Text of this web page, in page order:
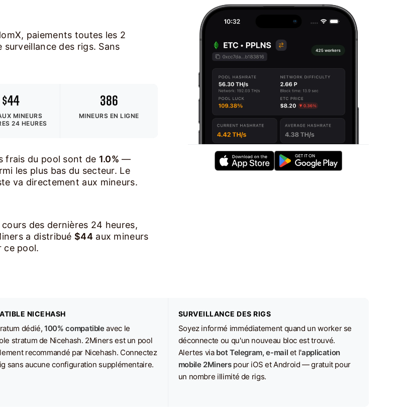
paiements toutes les 2
surveillance des rigs. Sans
$44
MINEURS
24 HEURES
386
MINEURS EN LIGNE
frais du pool sont de 1.0% —
les plus bas du secteur. Le
va directement aux mineurs.
cours des dernières 24 heures,
a distribué $44aux mineurs
ce pool.
NICEHASH
dédié,100% compatibleavec le
stratum de Nicehash. 2Miners est un pool
recommandé par Nicehash. Connectez
sans aucune configuration supplémentaire.
SURVEILLANCE DES RIGS
Soyez informé immédiatement quand un worker se
déconnecte ou qu'un nouveau bloc est trouvé.
Alertes via bot Telegram, e-mail et l'application
mobile 2Minerspour iOS et Android — gratuit pour
un nombre illimité de rigs.